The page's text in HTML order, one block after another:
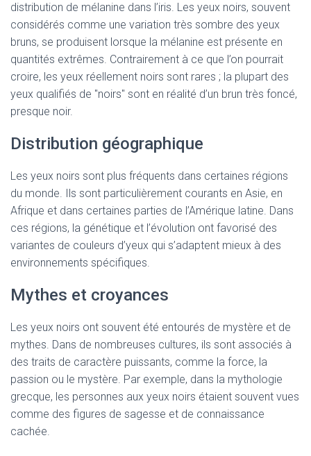
distribution de mélanine dans l’iris. Les yeux noirs, souvent
considérés comme une variation très sombre des yeux
bruns, se produisent lorsque la mélanine est présente en
quantités extrêmes. Contrairement à ce que l’on pourrait
croire, les yeux réellement noirs sont rares ; la plupart des
yeux qualifiés de "noirs" sont en réalité d’un brun très foncé,
presque noir.
Distribution géographique
Les yeux noirs sont plus fréquents dans certaines régions
du monde. Ils sont particulièrement courants en Asie, en
Afrique et dans certaines parties de l’Amérique latine. Dans
ces régions, la génétique et l’évolution ont favorisé des
variantes de couleurs d’yeux qui s’adaptent mieux à des
environnements spécifiques.
Mythes et croyances
Les yeux noirs ont souvent été entourés de mystère et de
mythes. Dans de nombreuses cultures, ils sont associés à
des traits de caractère puissants, comme la force, la
passion ou le mystère. Par exemple, dans la mythologie
grecque, les personnes aux yeux noirs étaient souvent vues
comme des figures de sagesse et de connaissance
cachée.